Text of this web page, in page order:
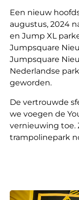
Een nieuw
augustus, 2024
en Jump XL
Jumpsquare
Jumpsquare
Nederlandse
geworden.
De vertrouwde
we voegen de
vernieuwing toe.
trampolinepark